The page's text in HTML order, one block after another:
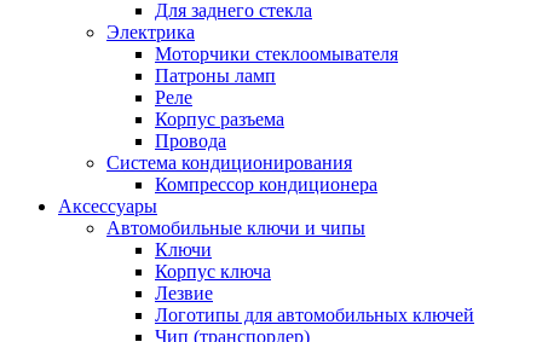
Для заднего стекла
Электрика
Моторчики стеклоомывателя
Патроны ламп
Реле
Корпус разъема
Провода
Система кондиционирования
Компрессор кондиционера
Аксессуары
Автомобильные ключи и чипы
Ключи
Корпус ключа
Лезвие
Логотипы для автомобильных ключей
Чип (транспордер)